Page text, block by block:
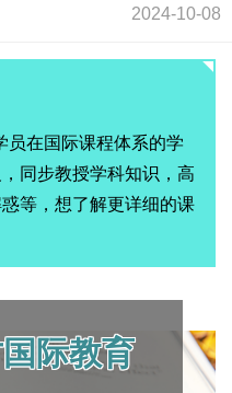
2024-10-08
员在国际课程体系的学
同步教授学科知识，高
等，想了解更详细的课
际教育